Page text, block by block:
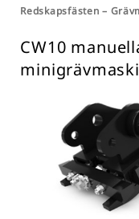
Redskapsfästen –
CW10